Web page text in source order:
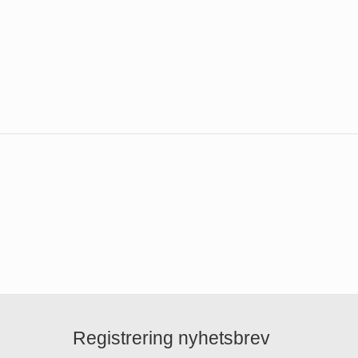
Registrering nyhetsbrev